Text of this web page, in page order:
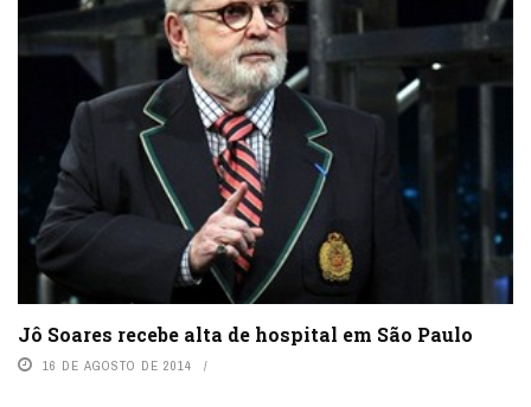
Jô Soares recebe alta de hospital em São Paulo
16 DE AGOSTO DE 2014